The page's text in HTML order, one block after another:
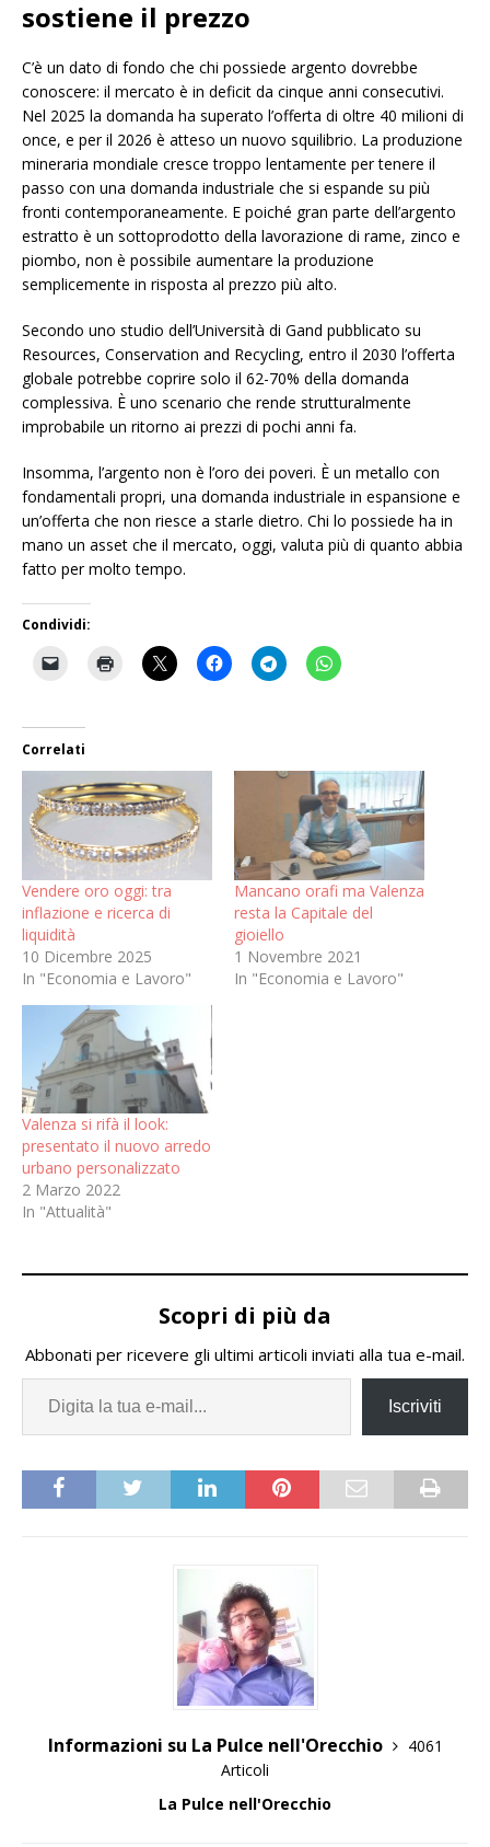
sostiene il prezzo
C’è un dato di fondo che chi possiede argento dovrebbe
conoscere: il mercato è in deficit da cinque anni consecutivi.
Nel 2025 la domanda ha superato l’offerta di oltre 40 milioni di
once, e per il 2026 è atteso un nuovo squilibrio. La produzione
mineraria mondiale cresce troppo lentamente per tenere il
passo con una domanda industriale che si espande su più
fronti contemporaneamente. E poiché gran parte dell’argento
estratto è un sottoprodotto della lavorazione di rame, zinco e
piombo, non è possibile aumentare la produzione
semplicemente in risposta al prezzo più alto.
Secondo uno studio dell’Università di Gand pubblicato su
Resources, Conservation and Recycling, entro il 2030 l’offerta
globale potrebbe coprire solo il 62-70% della domanda
complessiva. È uno scenario che rende strutturalmente
improbabile un ritorno ai prezzi di pochi anni fa.
Insomma, l’argento non è l’oro dei poveri. È un metallo con
fondamentali propri, una domanda industriale in espansione e
un’offerta che non riesce a starle dietro. Chi lo possiede ha in
mano un asset che il mercato, oggi, valuta più di quanto abbia
fatto per molto tempo.
Condividi:
Correlati
Vendere oro oggi: tra
inflazione e ricerca di
liquidità
10 Dicembre 2025
In "Economia e Lavoro"
Mancano orafi ma Valenza
resta la Capitale del
gioiello
1 Novembre 2021
In "Economia e Lavoro"
Valenza si rifà il look:
presentato il nuovo arredo
urbano personalizzato
2 Marzo 2022
In "Attualità"
Scopri di più da
Abbonati per ricevere gli ultimi articoli inviati alla tua e-mail.
Iscriviti
Informazioni su La Pulce nell'Orecchio
4061
Articoli
La Pulce nell'Orecchio